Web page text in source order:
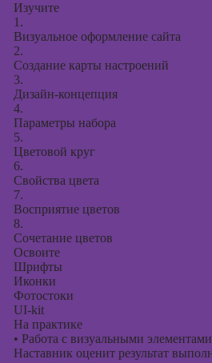
Изучите
1.
Визуальное оформление сайта
2.
Создание карты настроений
3.
Дизайн-концепция
4.
Параметры набора
5.
Цветовой круг
6.
Свойства цвета
7.
Восприятие цветов
8.
Сочетание цветов
Освоите
Шрифты
Иконки
Фотостоки
UI-kit
На практике
• Работа с визуальными
Наставник оценит результат